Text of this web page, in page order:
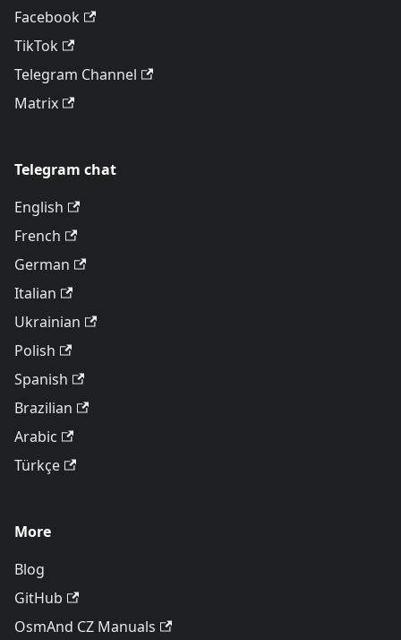
Facebook
TikTok
Telegram Channel
Matrix
Telegram chat
English
French
German
Italian
Ukrainian
Polish
Spanish
Brazilian
Arabic
Türkçe
More
Blog
GitHub
OsmAnd CZ Manuals